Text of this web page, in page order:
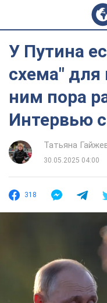
У Путина
схема" для
ним пора
Интервью
Татьяна
30.05.2025 04:00
318